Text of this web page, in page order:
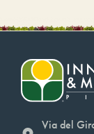
Via del